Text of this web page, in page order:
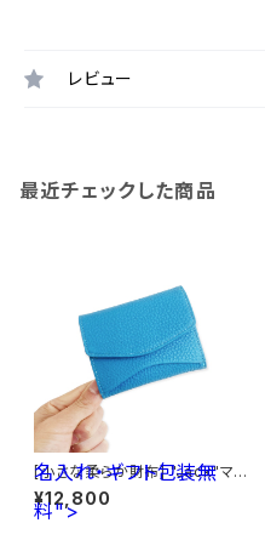
レビュー
最近チェックした商品
名入れ・ギフト包装無
料">
[小さな柔らか財布] "Jack"マイ
クロウォレット < ロイヤルブル
ー> 名入れ・ギフト包装無料
¥12,800